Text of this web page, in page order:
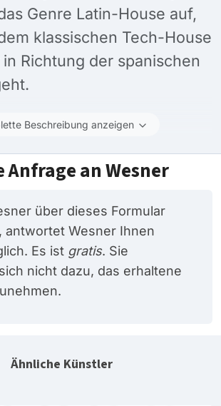
Genre Latin-House auf,
klassischen Tech-House
Richtung der spanischen
Beschreibung anzeigen
Anfrage an Wesner
über dieses Formular
antwortet Wesner Ihnen
Es ist gratis. Sie
nicht dazu, das erhaltene
Ähnliche Künstler